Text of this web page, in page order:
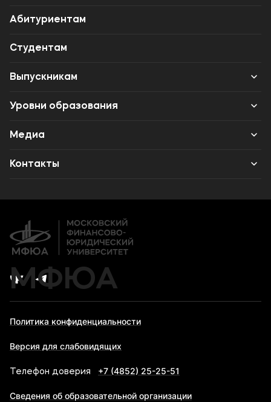
Лицензии и документы
Сведения об образовательной организации
Абитуриенту
Абитуриентам
Студентам
Выпускникам
Карьера
Институт дополнительного образования
Уровни образования
Среднее профессиональное образование
Высшее образование
Медиа
Объявления
Контакты
МФЮА
Политика конфиденциальности
Версия для слабовидящих
Телефон доверия +7 (4852) 25-25-51
Сведения об образовательной организации